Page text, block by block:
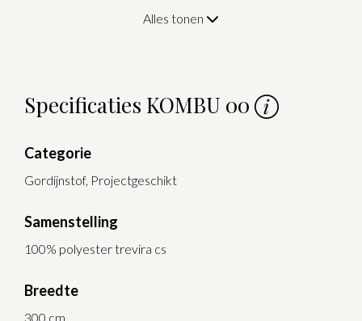
Alles tonen
Specificaties KOMBU 00
Categorie
Gordijnstof, Projectgeschikt
Samenstelling
100% polyester trevira cs
Breedte
300 cm